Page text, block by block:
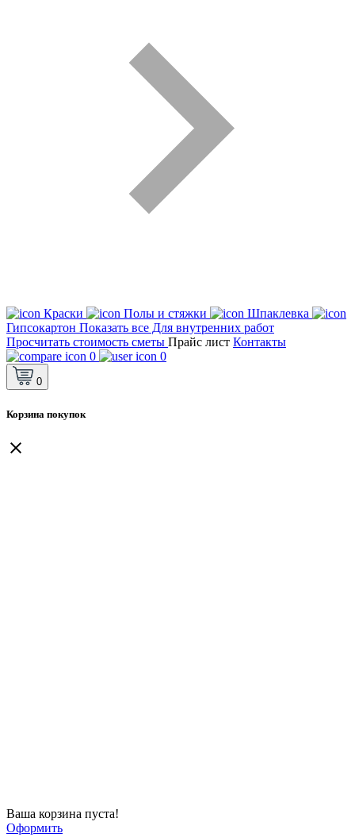
Краски Полы и стяжки
Шпаклевка
Гипсокартон Показать все Для внутренних работ
Просчитать стоимость сметы Прайс лист Контакты
0
0
0
Корзина покупок
Ваша корзина пуста!
Оформить